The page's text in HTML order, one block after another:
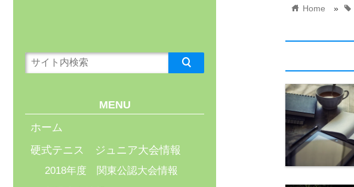
home Home » tag
MENU
ホーム
硬式テニス ジュニア大会情報
2018年度 関東公認大会情報